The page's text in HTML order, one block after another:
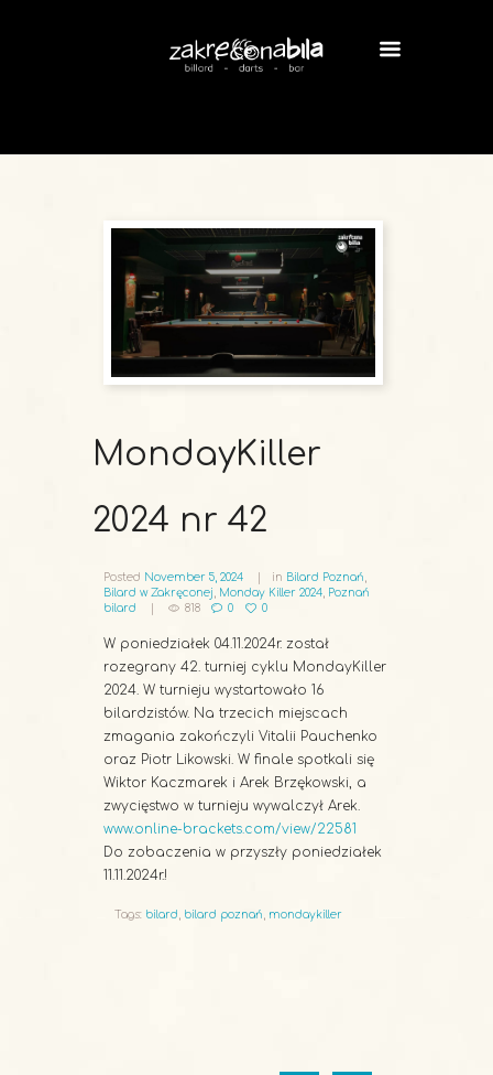
MondayKiller
2024 nr 42
Posted November 5, 2024 in Bilard Poznań
Bilard w Zakręconej
Monday Killer 2024 Poznań
bilard
818 0 0
W poniedziałek 04.11.2024r. został
rozegrany 42. turniej cyklu MondayKiller
2024. W turnieju wystartowało 16
bilardzistów. Na trzecich miejscach
zmagania zakończyli Vitalii Pauchenko
oraz Piotr Likowski. W finale spotkali się
Wiktor Kaczmarek i Arek Brzękowski, a
zwycięstwo w turnieju wywalczył Arek.
www.online-brackets.com/view/22581
Do zobaczenia w przyszły poniedziałek
11.11.2024r.!
Tags: bilard bilard poznań mondaykiller